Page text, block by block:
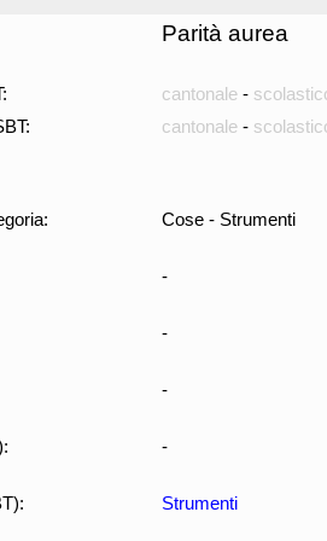
Parità aurea
cantonale -
cantonale -
Cose - Strumenti
-
-
-
-
Strumenti